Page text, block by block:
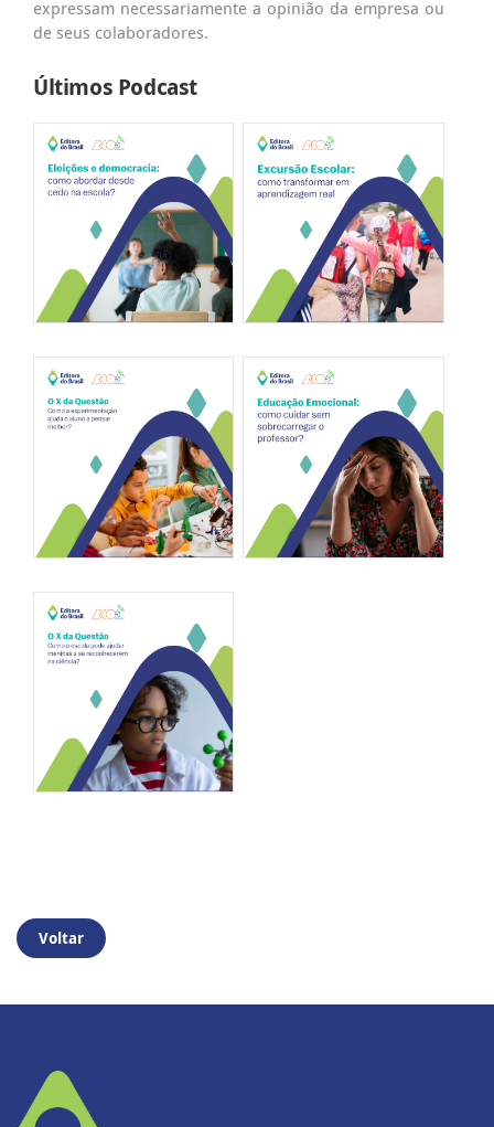
expressam necessariamente a opinião da empresa ou
de seus colaboradores.
Últimos Podcast
Voltar